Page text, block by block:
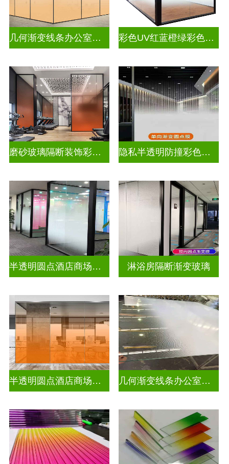
几何渐变线条办公室彩色渐变玻璃 彩色UV红蓝橙绿彩色渐变玻璃
磨砂玻璃隔断装饰彩色渐变玻璃 隐私半透明防撞彩色渐变玻璃
半透明圆点酒店商场渐变装饰玻璃 淋浴房隔断渐变玻璃
半透明圆点酒店商场彩色渐变玻璃 几何渐变线条办公室渐变玻璃